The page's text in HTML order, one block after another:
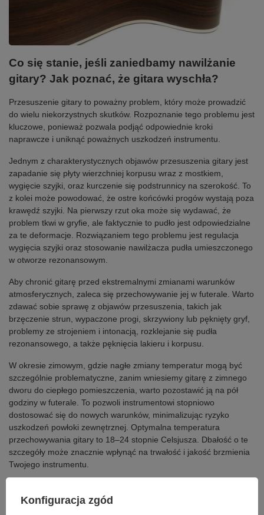
Co się stanie, jeśli zaniedbamy nawilżanie
gitary? Jak poznać, że gitara wyschła?
Przesuszenie gitary to poważny problem, który może prowadzić
do wielu niekorzystnych skutków. Rozpoznanie tego problemu jest
kluczowe, ponieważ pozwala podjąć odpowiednie kroki
naprawcze i uniknąć poważnych uszkodzeń instrumentu.
Jednym z charakterystycznych objawów przesuszenia gitary jest
zapadanie się płyty wierzchniej korpusu wraz z mostkiem,
wygięcie szyjki, oraz kurczenie się podstrunnicy na szerokość. To
z kolei może powodować, że ostre końcówki progów wystają poza
krawędź szyjki. Na pierwszy rzut oka może się wydawać, że
problem tkwi w gryfie, ale faktycznie to pudło jest odpowiedzialne
za te deformacje. Rozwiązaniem tego problemu jest regulacja
wygięcia szyjki oraz stosowanie nawilżacza pudła umieszczonego
w otworze rezonansowym.
Aby chronić gitarę przed ekstremalnymi zmianami warunków
atmosferycznych, zaleca się przechowywanie jej w futerale. Warto
zdawać sobie sprawę z objawów przesuszenia, takich jak
brzęczenie strun, wypaczone progi, skrzywiony lub pęknięty gryf,
problemy ze strojeniem i intonacją, rozklejanie się pudła
rezonansowego, a także pęknięcia lakieru i korpusu.
W okresie zimowym, gdzie nagłe zmiany temperatur mogą być
szczególnie problematyczne, zanim wniesiemy gitarę z zimnego
dworu do ciepłego pomieszczenia, warto pozostawić ją na pół
godziny w futerale. To pozwoli instrumentowi stopniowo
dostosować się do nowych warunków, minimalizując ryzyko
uszkodzeń powłoki zewnętrznej. Optymalna temperatura
przechowywania gitary to 18–24 stopnie Celsjusza. Dbałość o te
szczegóły może znacznie wpłynąć na trwałość i jakość brzmienia
Twojego instrumentu.
Konfiguracja zgód